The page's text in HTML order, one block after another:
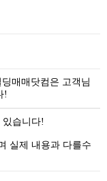
매매닷컴은 고객님
!
습니다!
실제 내용과 다를수